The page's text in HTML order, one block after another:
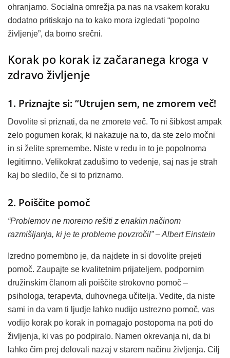
ohranjamo. Socialna omrežja pa nas na vsakem koraku
dodatno pritiskajo na to kako mora izgledati “popolno
življenje”, da bomo srečni.
Korak po korak iz začaranega kroga v
zdravo življenje
1. Priznajte si: “Utrujen sem, ne zmorem več!
Dovolite si priznati, da ne zmorete več. To ni šibkost ampak
zelo pogumen korak, ki nakazuje na to, da ste zelo močni
in si želite spremembe. Niste v redu in to je popolnoma
legitimno. Velikokrat zadušimo to vedenje, saj nas je strah
kaj bo sledilo, če si to priznamo.
2. Poiščite pomoč
“Problemov ne moremo rešiti z enakim načinom
razmišljanja, ki je te probleme povzročil” – Albert Einstein
Izredno pomembno je, da najdete in si dovolite prejeti
pomoč. Zaupajte se kvalitetnim prijateljem, podpornim
družinskim članom ali poiščite strokovno pomoč –
psihologa, terapevta, duhovnega učitelja. Vedite, da niste
sami in da vam ti ljudje lahko nudijo ustrezno pomoč, vas
vodijo korak po korak in pomagajo postopoma na poti do
življenja, ki vas po podpiralo. Namen okrevanja ni, da bi
lahko čim prej delovali nazaj v starem načinu življenja. Cilj